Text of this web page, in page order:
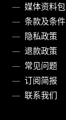
媒体资料包
条款及条件
隐私政策
退款政策
常见问题
订阅简报
联系我们